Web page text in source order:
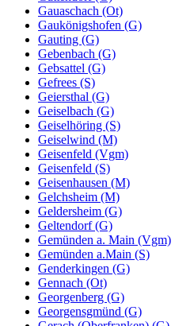
Gauaschach (Ot)
Gaukönigshofen (G)
Gauting (G)
Gebenbach (G)
Gebsattel (G)
Gefrees (S)
Geiersthal (G)
Geiselbach (G)
Geiselhöring (S)
Geiselwind (M)
Geisenfeld (Vgm)
Geisenfeld (S)
Geisenhausen (M)
Gelchsheim (M)
Geldersheim (G)
Geltendorf (G)
Gemünden a. Main (Vgm)
Gemünden a.Main (S)
Genderkingen (G)
Gennach (Ot)
Georgenberg (G)
Georgensgmünd (G)